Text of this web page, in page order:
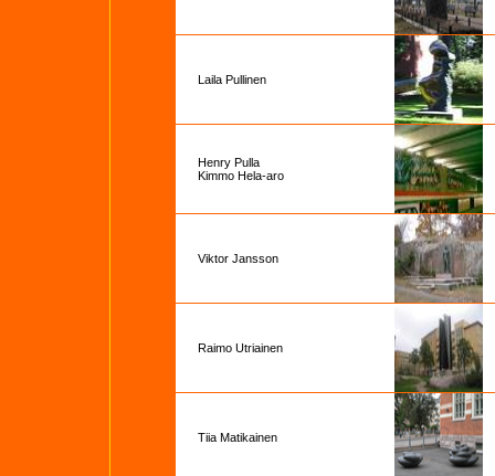
Laila Pullinen
Henry Pulla
Kimmo Hela-aro
Viktor Jansson
Raimo Utriainen
Tiia Matikainen